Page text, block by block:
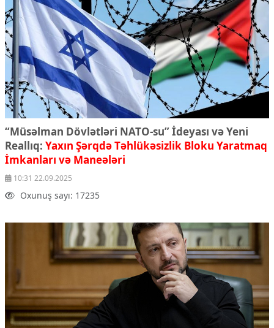
“Müsəlman Dövlətləri NATO-su” İdeyası və Yeni
Reallıq: Yaxın Şərqdə Təhlükəsizlik Bloku Yaratmaq
İmkanları və Maneələri
10:31 22.09.2025
Oxunuş sayı: 17235